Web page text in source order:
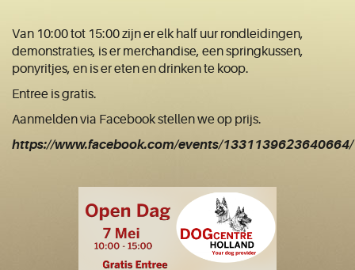
Van 10:00 tot 15:00 zijn er elk half uur rondleidingen,
demonstraties, is er merchandise, een springkussen,
ponyritjes, en is er eten en drinken te koop.
Entree is gratis.
Aanmelden via Facebook stellen we op prijs.
https://www.facebook.com/events/1331139623640664/